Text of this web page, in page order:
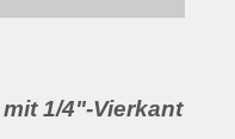
1/4"-Vierkant